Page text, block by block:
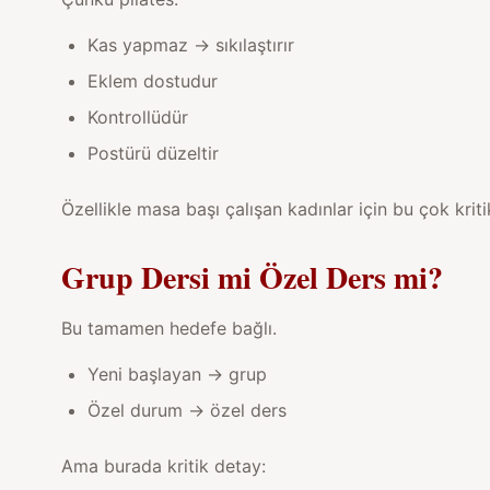
Kas yapmaz → sıkılaştırır
Eklem dostudur
Kontrollüdür
Postürü düzeltir
Özellikle masa başı çalışan kadınlar için bu çok
Grup Dersi mi Özel Ders mi?
Bu tamamen hedefe bağlı.
Yeni başlayan → grup
Özel durum → özel ders
Ama burada kritik detay: